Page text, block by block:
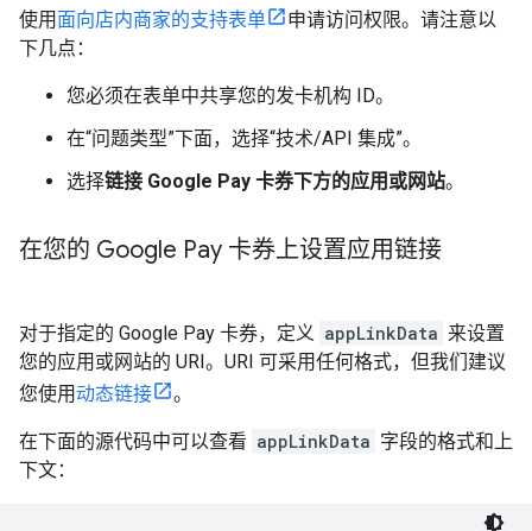
使用 面向店内商家的支持表单
申请访问权限。请注意以
下几点：
您必须在表单中共享您的发卡机构 ID。
在“问题类型”下面，选择“技术/API 集成”。
选择链接 Google Pay 卡券下方的应用或网站。
在您的 Google Pay 卡券上设置应用链接
对于指定的 Google Pay 卡券，定义 appLinkData 来设置
您的应用或网站的 URI。URI 可采用任何格式，但我们建议
您使用动态链接 。
在下面的源代码中可以查看 appLinkData 字段的格式和上
下文：